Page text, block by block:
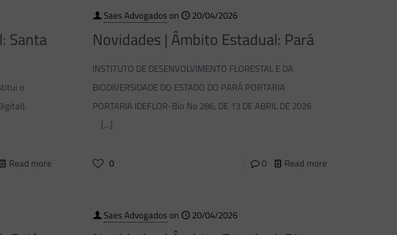
Santa
o
Digital).
Read more
Saes Advogadoson 20/04/2026
Novidades | Âmbito Estadual: Pará
INSTITUTO DE DESENVOLVIMENTO FLORESTAL E DA
BIODIVERSIDADE DO ESTADO DO PARÁ PORTARIA
PORTARIA IDEFLOR-Bio No 286, DE 13 DE ABRIL DE 2026
[…]
0 0 Read more
Saes Advogadoson 20/04/2026